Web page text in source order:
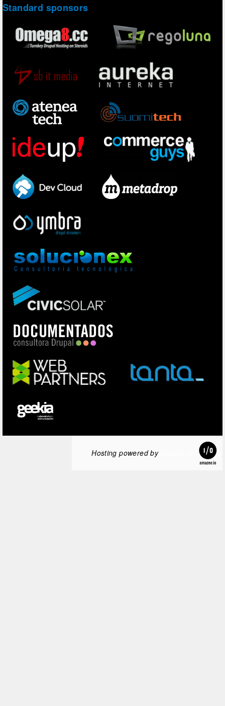
Standard sponsors
Hosting powered byamazee.io